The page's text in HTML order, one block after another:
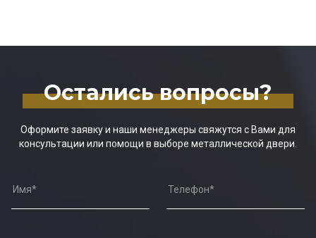
Остались вопросы?
Оформите заявку и наши менеджеры свяжутся с Вами для
консультации или помощи в выборе металлической двери.